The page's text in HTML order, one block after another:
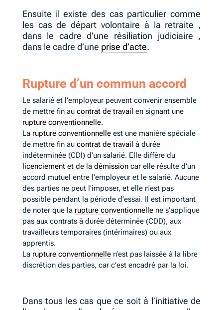
Ensuite il existe des cas particulier comme
les cas de départ volontaire à la retraite ,
dans le cadre d’une résiliation judiciaire ,
dans le cadre d’une prise d’acte.
Rupture d’un commun accord
Le salarié et l’employeur peuvent convenir ensemble
de mettre fin au contrat de travail en signant une
rupture conventionnelle.
La rupture conventionnelleest une manière spéciale
de mettre fin au contrat de travail à durée
indéterminée (CDI) d’un salarié. Elle diffère du
licenciementet de la démissioncar elle résulte d’un
accord mutuel entre l’employeur et le salarié. Aucune
des parties ne peut l’imposer, et elle n’est pas
possible pendant la période d’essai. Il est important
de noter que la rupture conventionnellene s’applique
pas aux contrats à durée déterminée (CDD), aux
travailleurs temporaires (intérimaires) ou aux
apprentis.
La rupture conventionnellen’est pas laissée à la libre
discrétion des parties, car c’est encadré par la loi.
Dans tous les cas que ce soit à l’initiative de